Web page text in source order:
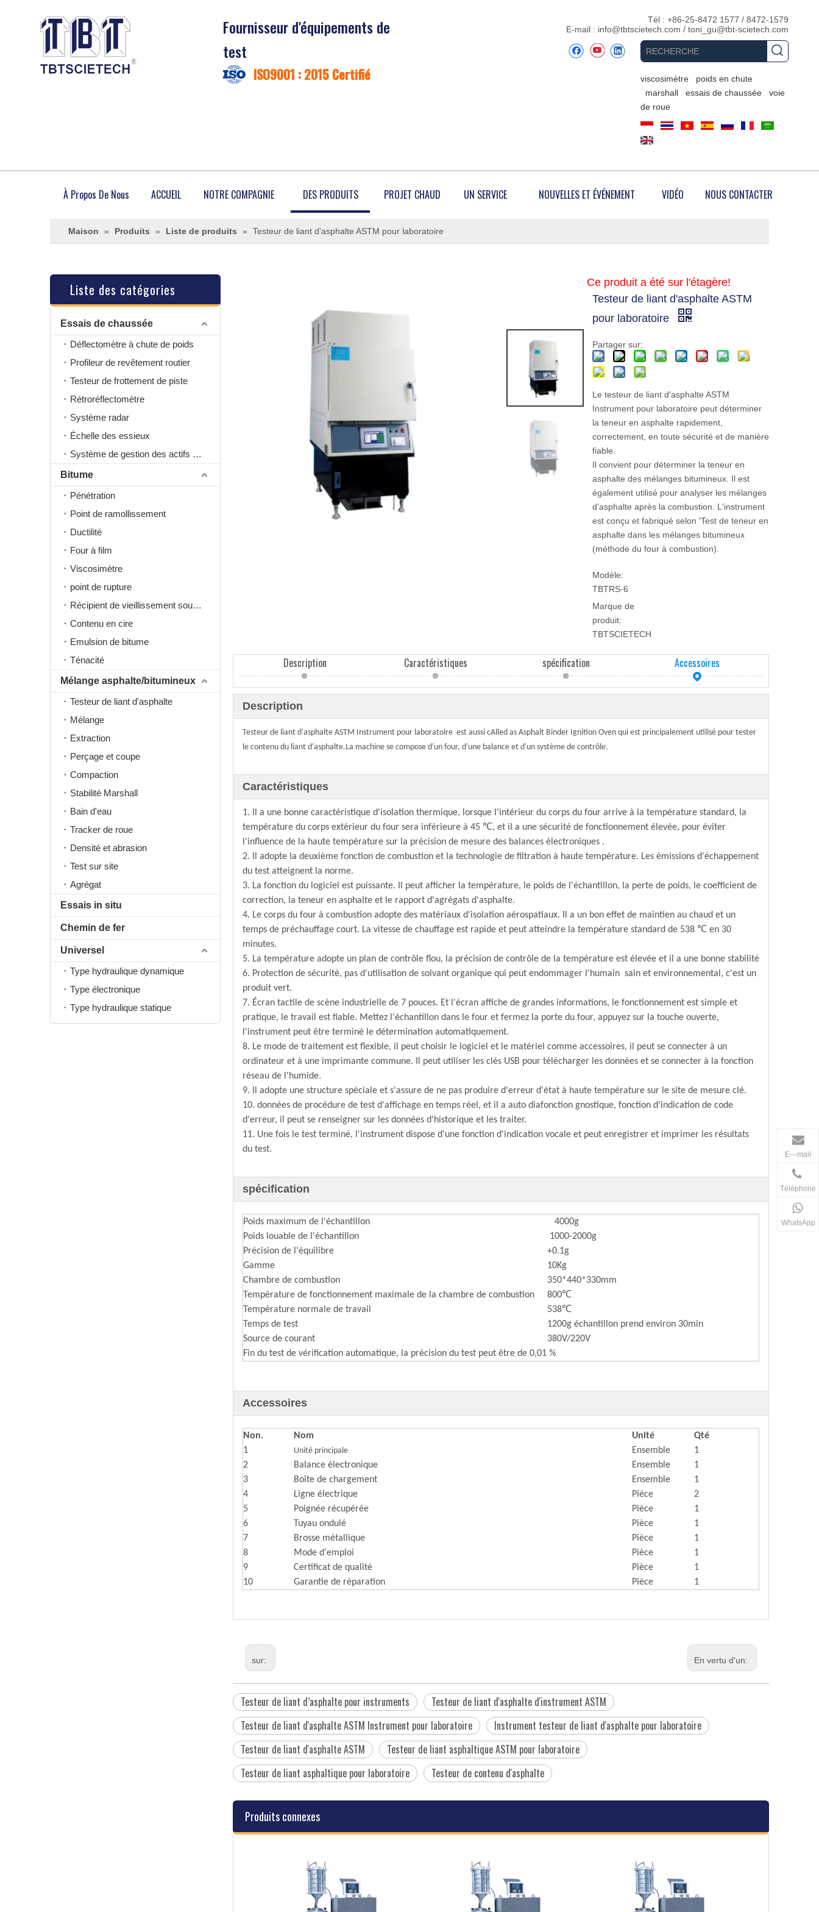
Fournisseur d'équipements de
test
ISO9001 : 2015 Certifié
Tél : +86-25-8472 1577 / 8472-1579
E-mail : info@tbtscietech.com / toni_gu@tbt-scietech.com
viscosimètre
poids en chute
marshall
essais de chaussée
voie
de roue
À Propos De Nous ACCUEIL NOTRE COMPAGNIE DES PRODUITS PROJET CHAUD UN SERVICE NOUVELLES ET ÉVÉNEMENT VIDÉO NOUS CONTACTER
Maison » Produits » Liste de produits » Testeur de liant d'asphalte ASTM pour laboratoire
Liste des catégories
Essais de chaussée
Déflectomètre à chute de poids
Profileur de revêtement routier
Testeur de frottement de piste
Rétroréflectomètre
Système radar
Échelle des essieux
Système de gestion des actifs routiers
Bitume
Pénétration
Point de ramollissement
Ductilité
Four à film
Viscosimètre
point de rupture
Récipient de vieillissement sous pression PAV
Contenu en cire
Emulsion de bitume
Ténacité
Mélange asphalte/bitumineux
Testeur de liant d'asphalte
Mélange
Extraction
Perçage et coupe
Compaction
Stabilité Marshall
Bain d'eau
Tracker de roue
Densité et abrasion
Test sur site
Agrégat
Essais in situ
Chemin de fer
Universel
Type hydraulique dynamique
Type électronique
Type hydraulique statique
Ce produit a été sur l'étagère!
Testeur de liant d'asphalte ASTM
pour laboratoire
Partager sur:
Le testeur de liant d'asphalte ASTM
Instrument pour laboratoire peut déterminer
la teneur en asphalte rapidement,
correctement, en toute sécurité et de manière
fiable.
Il convient pour déterminer la teneur en
asphalte des mélanges bitumineux. Il est
également utilisé pour analyser les mélanges
d'asphalte après la combustion. L'instrument
est conçu et fabriqué selon 'Test de teneur en
asphalte dans les mélanges bitumineux
(méthode du four à combustion).
Modèle:
TBTRS-6
Marque de
produit:
TBTSCIETECH
Description Caractéristiques spécification Accessoires
Description
Testeur de liant d'asphalte ASTM Instrument pour laboratoire est aussi cAlled as Asphalt Binder Ignition Oven qui est principalement utilisé pour tester
le contenu du liant d'asphalte.La machine se compose d'un four, d'une balance et d'un système de contrôle.
Caractéristiques
1. Il a une bonne caractéristique d'isolation thermique, lorsque l'intérieur du corps du four arrive à la température standard, la
température du corps extérieur du four sera inférieure à 45 ℃, et il a une sécurité de fonctionnement élevée, pour éviter
l'influence de la haute température sur la précision de mesure des balances électroniques .
2. Il adopte la deuxième fonction de combustion et la technologie de filtration à haute température. Les émissions d'échappement
du test atteignent la norme.
3. La fonction du logiciel est puissante. Il peut afficher la température, le poids de l'échantillon, la perte de poids, le coefficient de
correction, la teneur en asphalte et le rapport d'agrégats d'asphalte.
4. Le corps du four à combustion adopte des matériaux d'isolation aérospatiaux. Il a un bon effet de maintien au chaud et un
temps de préchauffage court. La vitesse de chauffage est rapide et peut atteindre la température standard de 538 ℃ en 30
minutes.
5. La température adopte un plan de contrôle flou, la précision de contrôle de la température est élevée et il a une bonne stabilité
6. Protection de sécurité, pas d'utilisation de solvant organique qui peut endommager l'humain sain et environnemental, c'est un
produit vert.
7. Écran tactile de scène industrielle de 7 pouces. Et l'écran affiche de grandes informations, le fonctionnement est simple et
pratique, le travail est fiable. Mettez l'échantillon dans le four et fermez la porte du four, appuyez sur la touche ouverte,
l'instrument peut être terminé le détermination automatiquement.
8. Le mode de traitement est flexible, il peut choisir le logiciel et le matériel comme accessoires, il peut se connecter à un
ordinateur et à une imprimante commune. Il peut utiliser les clés USB pour télécharger les données et se connecter à la fonction
réseau de l'humide.
9. Il adopte une structure spéciale et s'assure de ne pas produire d'erreur d'état à haute température sur le site de mesure clé.
10. données de procédure de test d'affichage en temps réel, et il a auto diafonction gnostique, fonction d'indication de code
d'erreur, il peut se renseigner sur les données d'historique et les traiter.
11. Une fois le test terminé, l'instrument dispose d'une fonction d'indication vocale et peut enregistrer et imprimer les résultats
du test.
spécification
Poids maximum de l'échantillon
4000g
Poids louable de l'échantillon
1000-2000g
Précision de l'équilibre
+0.1g
Gamme
10Kg
Chambre de combustion
350*440*330mm
Température de fonctionnement maximale de la chambre de combustion
800℃
Température normale de travail
538℃
Temps de test
1200g échantillon prend environ 30min
Source de courant
380V/220V
Fin du test de vérification automatique, la précision du test peut être de 0,01 %
Accessoires
Non. Nom Unité
Qté
1
Unité principale Ensemble
1
2
Balance électronique Ensemble
1
3
Boîte de chargement Ensemble
1
4
Ligne électrique Pièce
2
5
Poignée récupérée Pièce
1
6
Tuyau ondulé Pièce
1
7
Brosse métallique Pièce
1
8
Mode d'emploi Pièce
1
9
Certificat de qualité Pièce
1
10
Garantie de réparation Pièce 1
sur: En vertu d'un:
Testeur de liant d’asphalte pour instruments
Testeur de liant d'asphalte d'instrument ASTM
Testeur de liant d'asphalte ASTM Instrument pour laboratoire
Instrument testeur de liant d'asphalte pour laboratoire
Testeur de liant d'asphalte ASTM
Testeur de liant asphaltique ASTM pour laboratoire
Testeur de liant asphaltique pour laboratoire
Testeur de contenu d'asphalte
Produits connexes
E—mail
Téléphone
WhatsApp